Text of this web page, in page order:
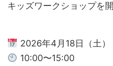
キッズワークショップを
2026年4月18日（土）
10:00〜15:00